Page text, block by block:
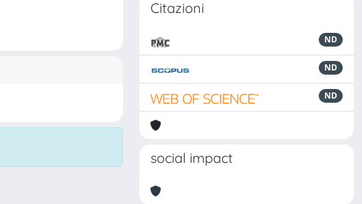
Citazioni
ND
ND
ND
social impact